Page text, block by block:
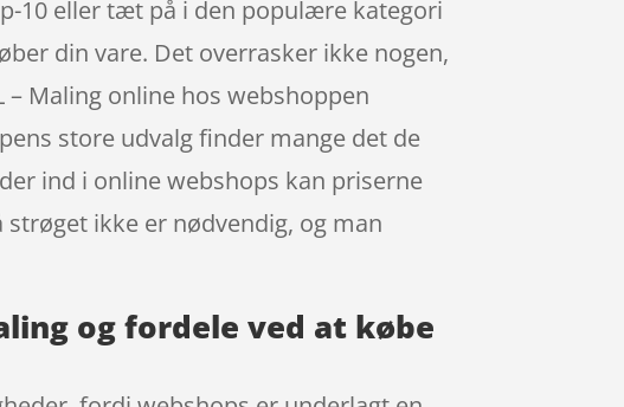
10 eller tæt på i den populære kategori
din vare. Det overrasker ikke nogen,
– Maling online hos webshoppen
store udvalg finder mange det de
ind i online webshops kan priserne
ikke er nødvendig, og man
og fordele ved at købe